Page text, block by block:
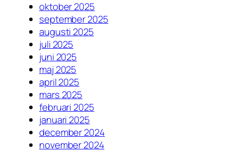
oktober 2025
september 2025
augusti 2025
juli 2025
juni 2025
maj 2025
april 2025
mars 2025
februari 2025
januari 2025
december 2024
november 2024